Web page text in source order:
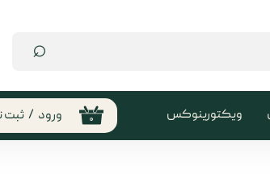
⌕
ویکتورینوکس ۰ ورود / ثبت
حساب